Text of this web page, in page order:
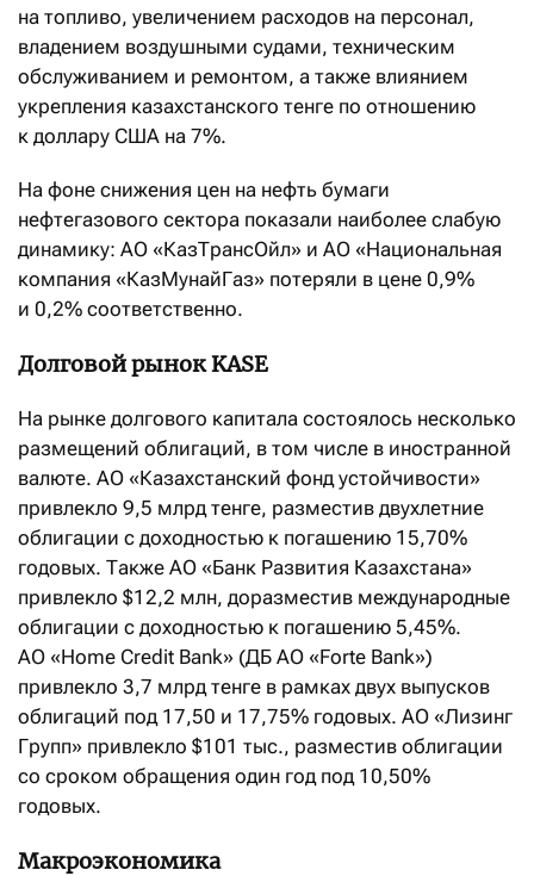
на топливо, увеличением расходов на персонал,
владением воздушными судами, техническим
обслуживанием и ремонтом, а также влиянием
укрепления казахстанского тенге по отношению
к доллару США на 7%.
На фоне снижения цен на нефть бумаги
нефтегазового сектора показали наиболее слабую
динамику: АО «КазТрансОйл» и АО «Национальная
компания «КазМунайГаз» потеряли в цене 0,9%
и 0,2% соответственно.
Долговой рынок KASE
На рынке долгового капитала состоялось несколько
размещений облигаций, в том числе в иностранной
валюте. АО «Казахстанский фонд устойчивости»
привлекло 9,5 млрд тенге, разместив двухлетние
облигации с доходностью к погашению 15,70%
годовых. Также АО «Банк Развития Казахстана»
привлекло $12,2 млн, доразместив международные
облигации с доходностью к погашению 5,45%.
АО «Home Credit Bank» (ДБ АО «Forte Bank»)
привлекло 3,7 млрд тенге в рамках двух выпусков
облигаций под 17,50 и 17,75% годовых. АО «Лизинг
Групп» привлекло $101 тыс., разместив облигации
со сроком обращения один год под 10,50%
годовых.
Макроэкономика